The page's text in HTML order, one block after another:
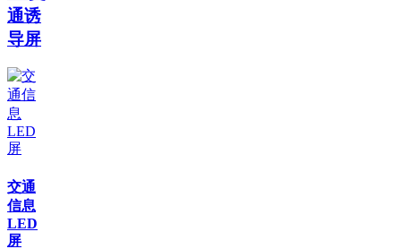
通诱
导屏
交通
信息
LED
屏